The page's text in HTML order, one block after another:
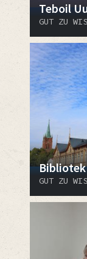
Teboil
GUT ZU
GUT ZU